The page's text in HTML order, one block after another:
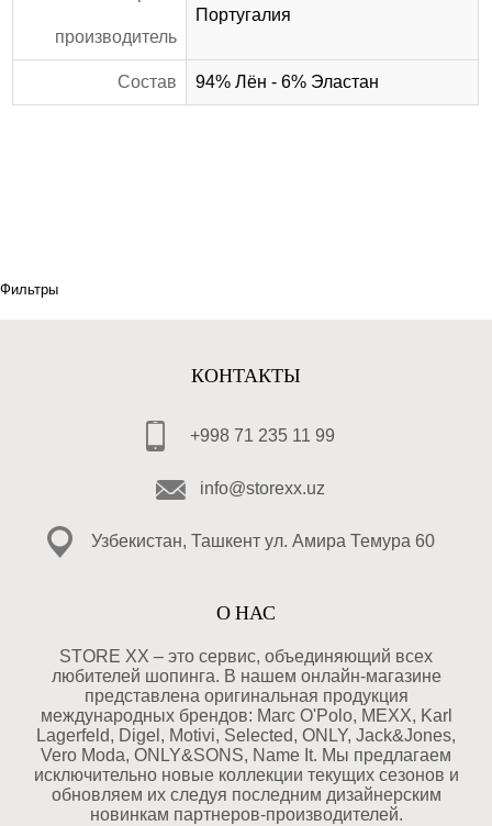
производитель
Португалия
Состав 94% Лён - 6% Эластан
Фильтры
КОНТАКТЫ
+998 71 235 11 99
info@storexx.uz
Узбекистан, Ташкент ул. Амира Темура 60
О НАС
STORE XX – это сервис, объединяющий всех
любителей шопинга. В нашем онлайн-магазине
представлена оригинальная продукция
международных брендов: Marc O'Polo, MEXX, Karl
Lagerfeld, Digel, Motivi, Selected, ONLY, Jack&Jones,
Vero Moda, ONLY&SONS, Name It. Мы предлагаем
исключительно новые коллекции текущих сезонов и
обновляем их следуя последним дизайнерским
новинкам партнеров-производителей.